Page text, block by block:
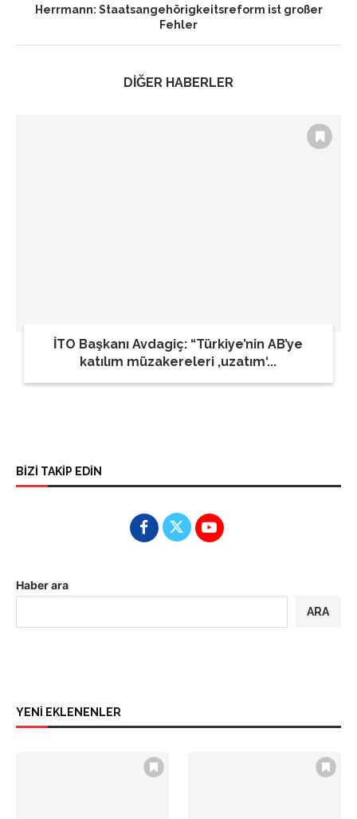
Herrmann: Staatsangehörigkeitsreform ist großer
Fehler
DİĞER HABERLER
İTO Başkanı Avdagiç: “Türkiye’nin AB’ye
katılım müzakereleri ‚uzatım‘...
BİZİ TAKİP EDİN
Haber ara
ARA
YENİ EKLENENLER